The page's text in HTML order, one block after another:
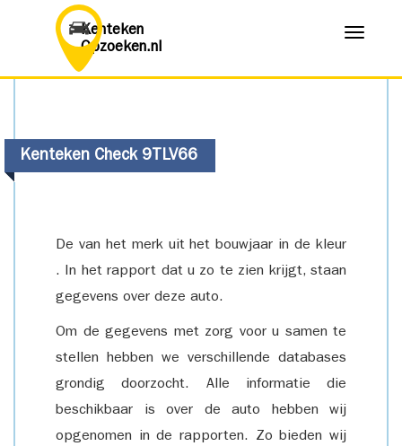
Kenteken
Opzoeken.nl
Menu
Kenteken Check 9TLV66
De van het merk uit het bouwjaar in de kleur
. In het rapport dat u zo te zien krijgt, staan
gegevens over deze auto.
Om de gegevens met zorg voor u samen te
stellen hebben we verschillende databases
grondig doorzocht. Alle informatie die
beschikbaar is over de auto hebben wij
opgenomen in de rapporten. Zo bieden wij